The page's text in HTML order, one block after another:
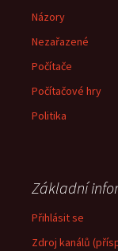
Názory
Nezařazené
Počítače
Počítačové hry
Politika
Základní
Přihlásit se
Zdroj kanálů